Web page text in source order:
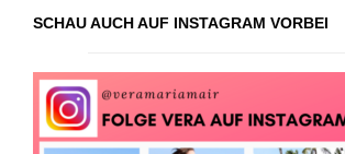
SCHAU AUCH AUF INSTAGRAM VORBEI